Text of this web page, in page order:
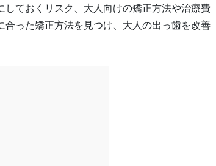
ておくリスク、大人向けの矯正方法や治療費
った矯正方法を見つけ、大人の出っ歯を改善